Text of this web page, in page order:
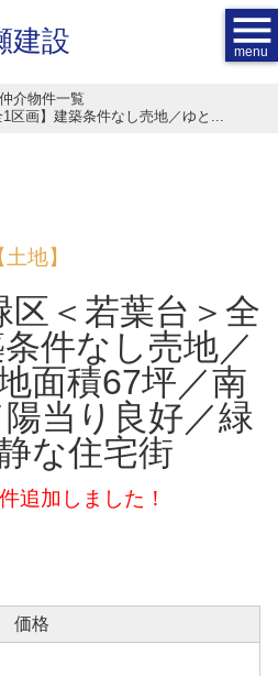
建設 menu
介物件一覧
区画】建築条件なし売地／ゆと...
土地】
区＜若葉台＞全
件なし売地／
面積67坪／南
当り良好／緑
な住宅街
追加しました！
価格